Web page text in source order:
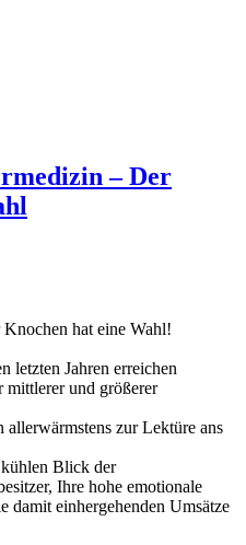
– Der
hat eine Wahl!
letzten Jahren erreichen
mittlerer und größerer
allerwärmstens zur Lektüre ans
Blick der
Ihre hohe emotionale
einhergehenden Umsätze